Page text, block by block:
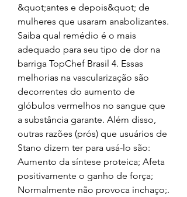
&quot;antes e depois&quot; de
mulheres que usaram anabolizantes.
Saiba qual remédio é o mais
adequado para seu tipo de dor na
barriga TopChef Brasil 4. Essas
melhorias na vascularização são
decorrentes do aumento de
glóbulos vermelhos no sangue que
a substância garante. Além disso,
outras razões (prós) que usuários de
Stano dizem ter para usá-lo são:
Aumento da síntese proteica; Afeta
positivamente o ganho de força;
Normalmente não provoca inchaço;.